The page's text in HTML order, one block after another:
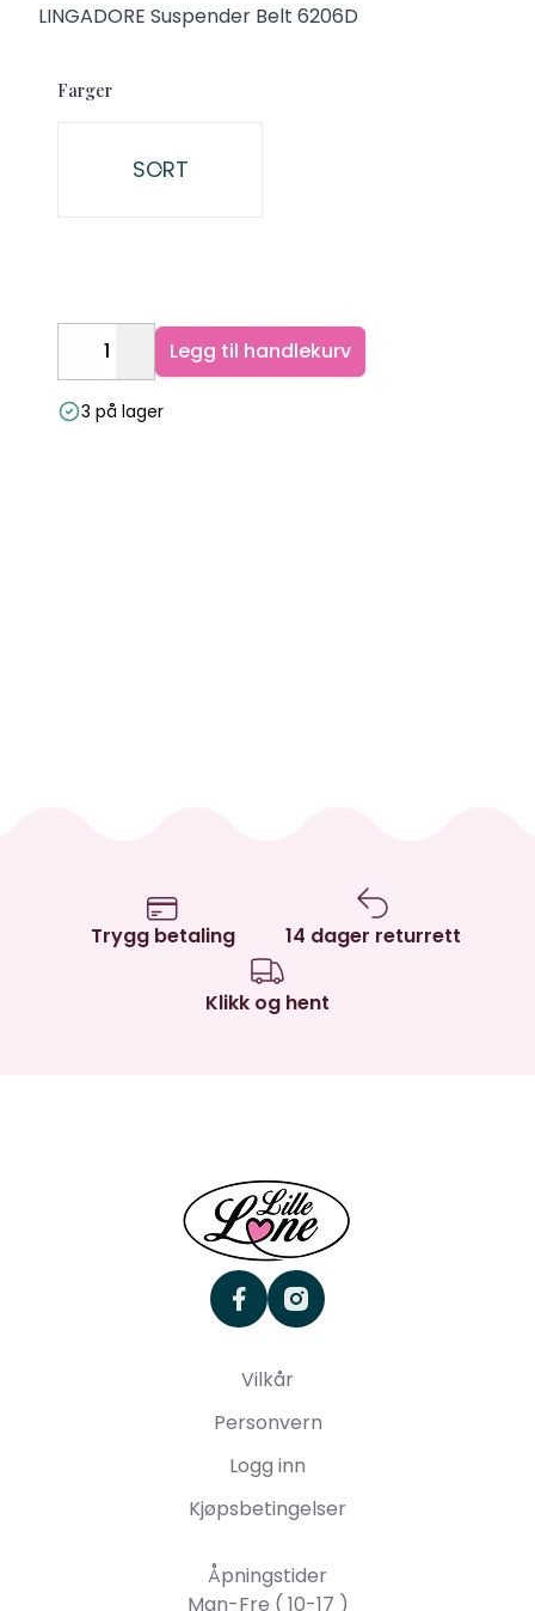
Description
LINGADORE Suspender Belt 6206D
Farger
Velg en Farger
SORT
DecreaseIncrease
Legg til handlekurv
3 på lager
Trygg betaling 14 dager returrett
Klikk og hent
facebookinstagram
Vilkår
Personvern
Logg inn
Kjøpsbetingelser
Åpningstider
Man-Fre ( 10-17 )